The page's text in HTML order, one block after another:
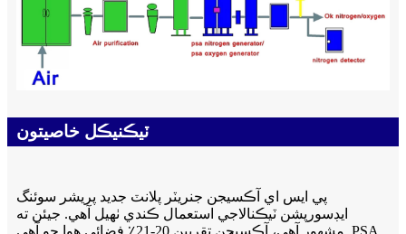
ٽيڪنيڪل خاصيتون
پي ايس اي آڪسيجن جنريٽر پلانٽ جديد پريشر سوئنگ
ايڊسورپشن ٽيڪنالاجي استعمال ڪندي ٺهيل آهي. جيئن ته